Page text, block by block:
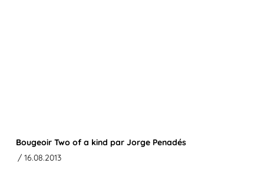
Bougeoir Two of a kind par Jorge Penadés
/ 16.08.2013